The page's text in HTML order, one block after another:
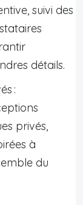
suivi des
détails.
:
privés,
à
du